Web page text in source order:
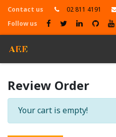
Contact us 02 811 4191
Follow us
Review Order
Your cart is empty!